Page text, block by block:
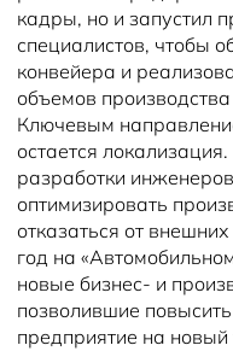
кадры, но и запустил
специалистов, чтобы
конвейера и
объемов
Ключевым
остается
разработки
оптимизировать
отказаться от
год на
новые бизнес- и
позволившие
предприятие на